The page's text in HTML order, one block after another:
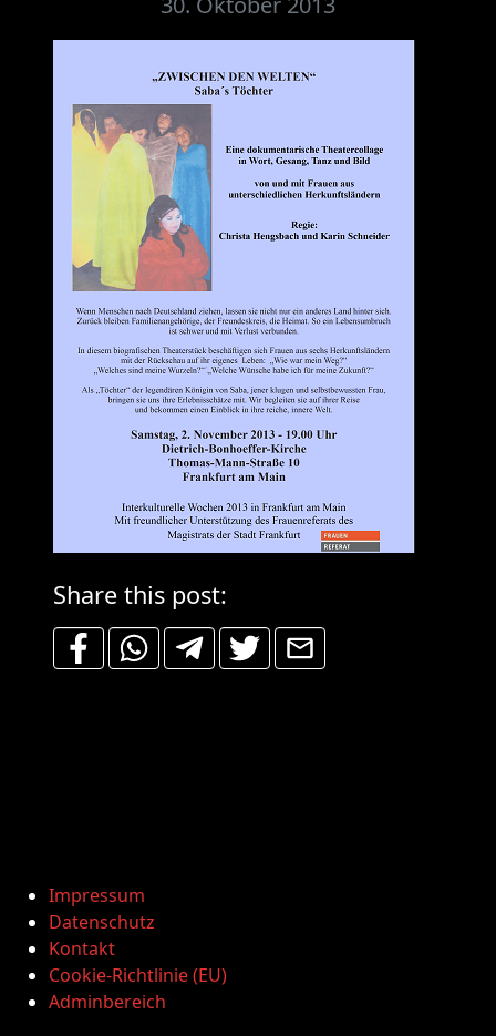
Share this post:
Impressum
Datenschutz
Kontakt
Cookie-Richtlinie (EU)
Adminbereich